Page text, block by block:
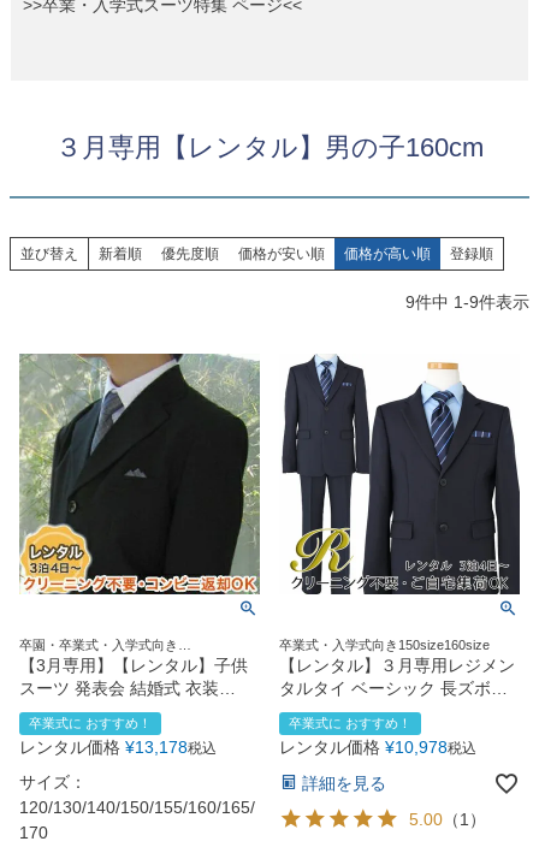
写真スタジオ APS
予約 Web または お電話
ヘアメイク・着付け
>>卒業・入学式スーツ特集 ページ<<
３月専用【レンタル】男の子160cm
並び替え 新着順 優先度順 価格が安い順 価格が高い順 登録順
9件中 1-9件表示
卒園・卒業式・入学式向き
120size130size140size150size160size
【3月専用】【レンタル】子供
スーツ 発表会 結婚式 衣装
M105（スーツ5点セット）
120~170cm
卒業式に おすすめ！
レンタル価格 ¥13,178税込
サイズ：
120/130/140/150/155/160/165/
170
卒業式・入学式向き150size160size
【レンタル】３月専用レジメン
タルタイ ベーシック 長ズボン
スーツ5点セット
（CAT595602）ネイビー
卒業式に おすすめ！
レンタル価格 ¥10,978税込
詳細を見る
5.00 （1 ）